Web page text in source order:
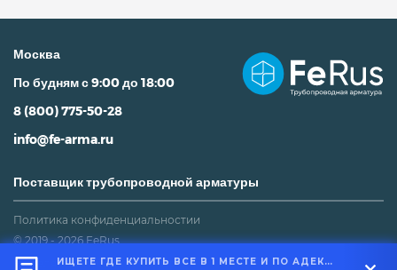
Москва
По будням с 9:00 до 18:00
8 (800) 775-50-28
info@fe-arma.ru
Поставщик трубопроводной арматуры
Политика конфиденциальностии
© 2019 - 2026 FeRus
Не является публичной офертой
ИЩЕТЕ ГДЕ КУПИТЬ ВСЕ В 1 МЕСТЕ И ПО АДЕКВАТНОЙ ЦЕНЕ?